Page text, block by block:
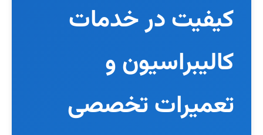
کیفیت در خدمات
کالیبراسیون و
تعمیرات تخصصی